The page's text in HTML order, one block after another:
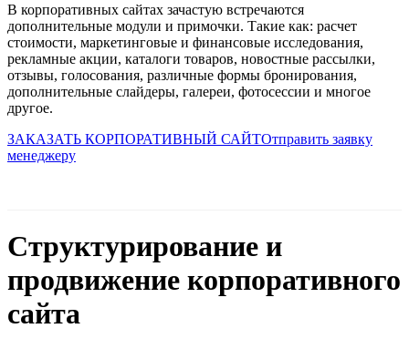
В корпоративных сайтах зачастую встречаются
дополнительные модули и примочки. Такие как: расчет
стоимости, маркетинговые и финансовые исследования,
рекламные акции, каталоги товаров, новостные рассылки,
отзывы, голосования, различные формы бронирования,
дополнительные слайдеры, галереи, фотосессии и многое
другое.
ЗАКАЗАТЬ КОРПОРАТИВНЫЙ САЙТОтправить заявку
менеджеру
Структурирование и
продвижение корпоративного
сайта